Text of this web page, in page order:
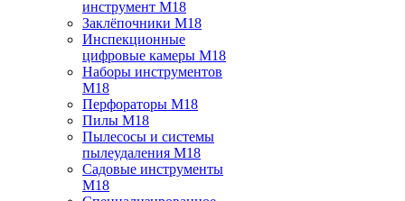
инструмент M18
Заклёпочники M18
Инспекционные
цифровые камеры M18
Наборы инструментов
M18
Перфораторы M18
Пилы M18
Пылесосы и системы
пылеудаления M18
Садовые инструменты
M18